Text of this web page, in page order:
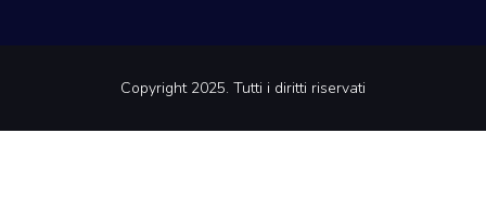
Copyright 2025. Tutti i diritti riservati